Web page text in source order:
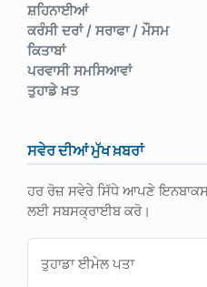
ਸ਼ਹਿਨਾਈਆਂ
ਕਰੰਸੀ ਦਰਾਂ / ਸਰਾਫਾ / ਮੌਸਮ
ਕਿਤਾਬਾਂ
ਪਰਵਾਸੀ ਸਮਸਿਆਵਾਂ
ਤੁਹਾਡੇ ਖ਼ਤ
ਸਵੇਰ ਦੀਆਂ ਮੁੱਖ ਖ਼ਬਰਾਂ
ਹਰ ਰੋਜ਼ ਸਵੇਰੇ ਸਿੱਧੇ ਆਪਣੇ
ਲਈ ਸਬਸਕ੍ਰਾਈਬ ਕਰੋ।